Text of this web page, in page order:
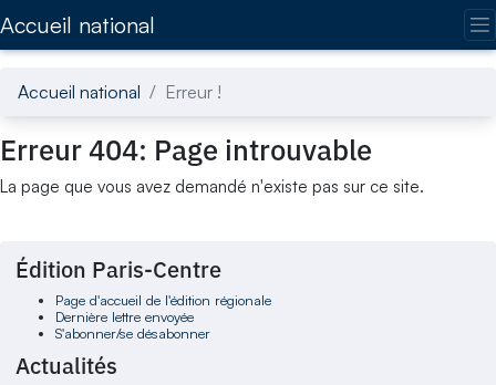
Accueil national
Accueil national Erreur !
Erreur 404: Page introuvable
La page que vous avez demandé n'existe pas sur ce site.
Édition Paris-Centre
Page d'accueil de l'édition régionale
Dernière lettre envoyée
S'abonner/se désabonner
Actualités